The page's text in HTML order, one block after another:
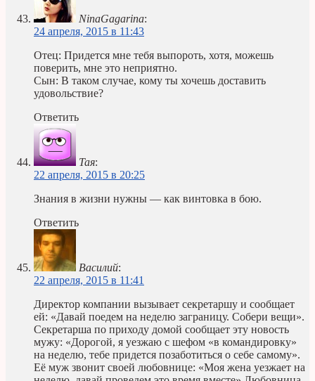
NinaGagarina:
24 апреля, 2015 в 11:43
Отец: Придется мне тебя выпороть, хотя, можешь
поверить, мне это неприятно.
Сын: В таком случае, кому ты хочешь доставить
удовольствие?
Ответить
Тая:
22 апреля, 2015 в 20:25
Знания в жизни нужны — как винтовка в бою.
Ответить
Василий:
22 апреля, 2015 в 11:41
Директор компании вызывает секретаршу и сообщает
ей: «Давай поедем на неделю заграницу. Собери вещи».
Секретарша по приходу домой сообщает эту новость
мужу: «Дорогой, я уезжаю с шефом «в командировку»
на неделю, тебе придется позаботиться о себе самому».
Её муж звонит своей любовнице: «Моя жена уезжает на